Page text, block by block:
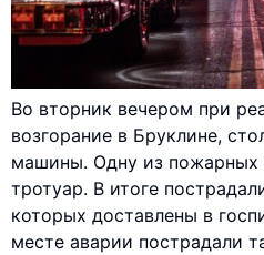
Во вторник вечером при
возгорание в Бруклине,
машины. Одну из пожарных
тротуар. В итоге
которых доставлены в
месте аварии пострадали